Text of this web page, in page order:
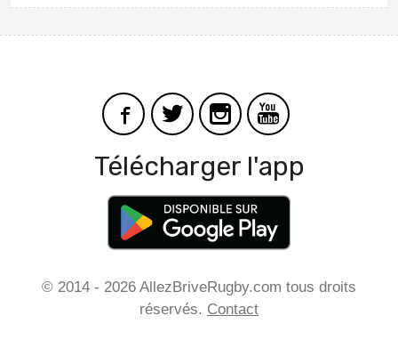
Télécharger l'app
© 2014 - 2026 AllezBriveRugby.com tous droits
réservés. Contact